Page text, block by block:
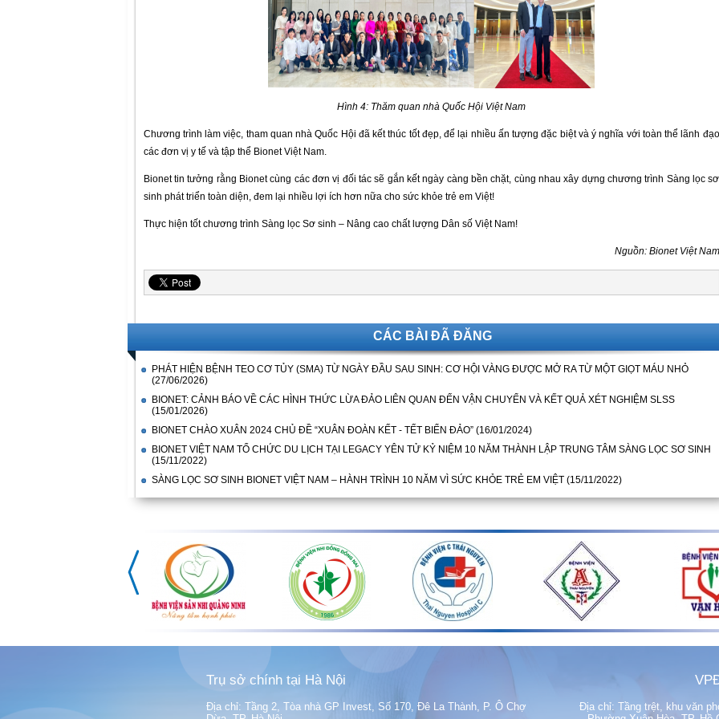
Hình 4: Thăm quan nhà Quốc Hội Việt Nam
Chương trình làm việc, tham quan nhà Quốc Hội đã kết thúc tốt đẹp, để lại nhiều ấn tượng đặc biệt và ý nghĩa với toàn thể lãnh đạo
các đơn vị y tế và tập thể Bionet Việt Nam.
Bionet tin tưởng rằng Bionet cùng các đơn vị đối tác sẽ gắn kết ngày càng bền chặt, cùng nhau xây dựng chương trình Sàng lọc sơ
sinh phát triển toàn diện, đem lại nhiều lợi ích hơn nữa cho sức khỏe trẻ em Việt!
Thực hiện tốt chương trình Sàng lọc Sơ sinh – Nâng cao chất lượng Dân số Việt Nam!
Nguồn: Bionet Việt Nam
CÁC BÀI ĐÃ ĐĂNG
PHÁT HIỆN BỆNH TEO CƠ TỦY (SMA) TỪ NGÀY ĐẦU SAU SINH: CƠ HỘI VÀNG ĐƯỢC MỞ RA TỪ MỘT GIỌT MÁU NHỎ
(27/06/2026)
BIONET: CẢNH BÁO VỀ CÁC HÌNH THỨC LỪA ĐẢO LIÊN QUAN ĐẾN VẬN CHUYỂN VÀ KẾT QUẢ XÉT NGHIỆM SLSS
(15/01/2026)
BIONET CHÀO XUÂN 2024 CHỦ ĐỀ “XUÂN ĐOÀN KẾT - TẾT BIỂN ĐẢO” (16/01/2024)
BIONET VIỆT NAM TỔ CHỨC DU LỊCH TẠI LEGACY YÊN TỬ KỶ NIỆM 10 NĂM THÀNH LẬP TRUNG TÂM SÀNG LỌC SƠ SINH
(15/11/2022)
SÀNG LỌC SƠ SINH BIONET VIỆT NAM – HÀNH TRÌNH 10 NĂM VÌ SỨC KHỎE TRẺ EM VIỆT (15/11/2022)
Trụ sở chính tại Hà Nội
Địa chỉ: Tầng 2, Tòa nhà GP Invest, Số 170, Đê La Thành, P. Ô Chợ
Địa chỉ: Tầng trệt, khu văn